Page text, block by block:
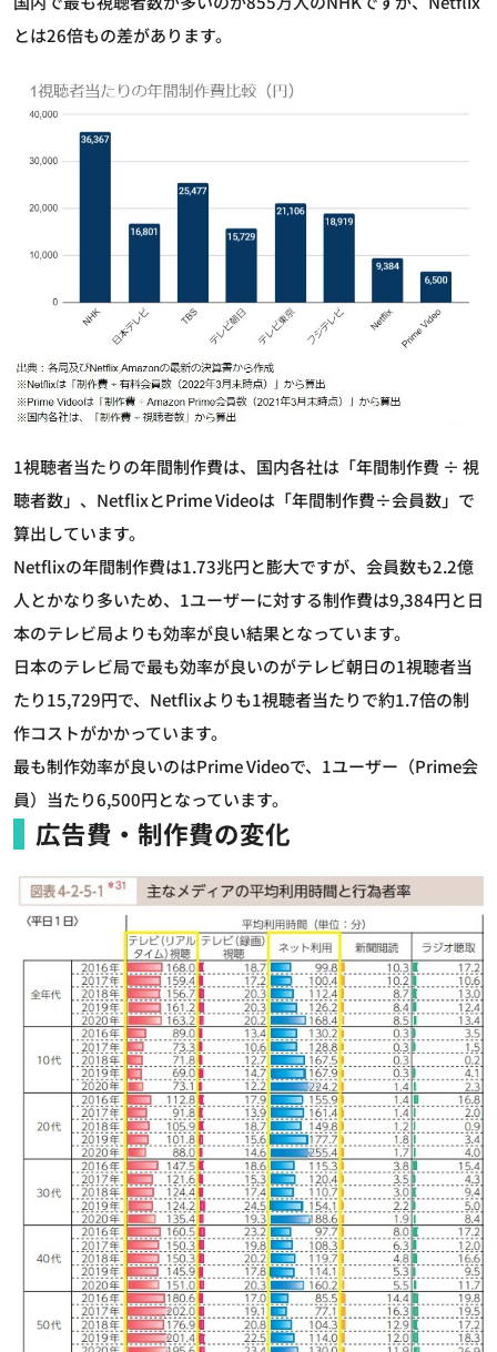
とは26倍もの差があります。
1視聴者当たりの年間制作費は、国内各社は「年間制作費 ÷ 視
聴者数」、NetflixとPrime Videoは「年間制作費÷会員数」で
算出しています。
Netflixの年間制作費は1.73兆円と膨大ですが、会員数も2.2億
人とかなり多いため、1ユーザーに対する制作費は9,384円と日
本のテレビ局よりも効率が良い結果となっています。
日本のテレビ局で最も効率が良いのがテレビ朝日の1視聴者当
たり15,729円で、Netflixよりも1視聴者当たりで約1.7倍の制
作コストがかかっています。
最も制作効率が良いのはPrime Videoで、1ユーザー（Prime会
員）当たり6,500円となっています。
広告費・制作費の変化